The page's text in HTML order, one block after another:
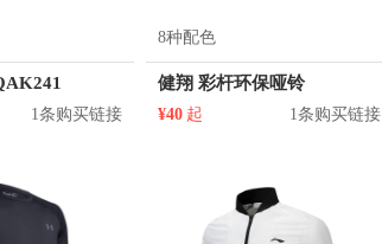
1条购买链接
8种配色
健翔 彩杆环保哑铃
¥40 起 1条购买链接